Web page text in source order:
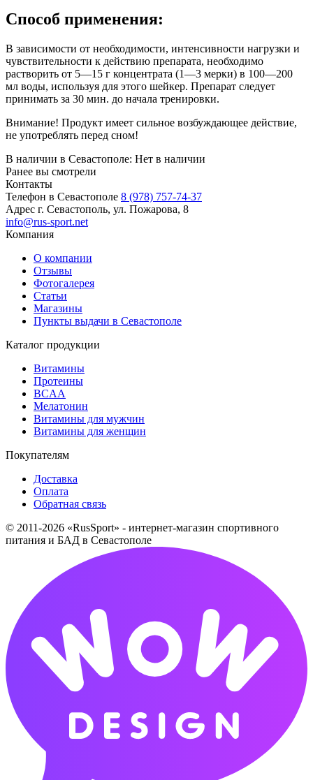
Способ применения:
В зависимости от необходимости, интенсивности нагрузки и
чувствительности к действию препарата, необходимо
растворить от 5—15 г концентрата (1—3 мерки) в 100—200
мл воды, используя для этого шейкер. Препарат следует
принимать за 30 мин. до начала тренировки.
Внимание! Продукт имеет сильное возбуждающее действие,
не употреблять перед сном!
В наличии в Севастополе: Нет в наличии
Ранее вы смотрели
Контакты
Телефон в Севастополе 8 (978) 757-74-37
Адрес г. Севастополь, ул. Пожарова, 8
info@rus-sport.net
Компания
О компании
Отзывы
Фотогалерея
Статьи
Магазины
Пункты выдачи в Севастополе
Каталог продукции
Витамины
Протеины
BCAA
Мелатонин
Витамины для мужчин
Витамины для женщин
Покупателям
Доставка
Оплата
Обратная связь
© 2011-2026 «RusSport» - интернет-магазин спортивного
питания и БАД в Севастополе